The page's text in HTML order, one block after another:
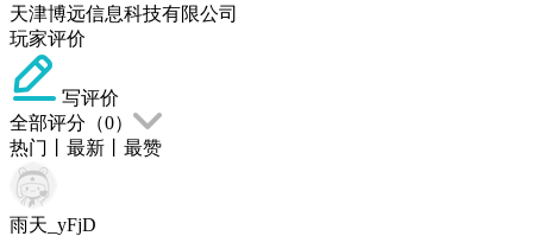
天津博远信息科技有限公司
玩家评价
写评价
全部评分（0）
热门
最新 最赞
雨天_yFjD